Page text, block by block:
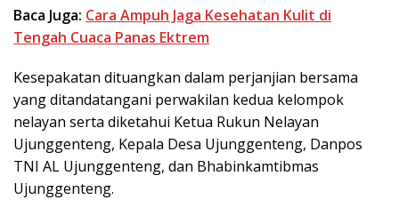
Baca Juga: Cara Ampuh Jaga Kesehatan Kulit di
Tengah Cuaca Panas Ektrem
Kesepakatan dituangkan dalam perjanjian bersama
yang ditandatangani perwakilan kedua kelompok
nelayan serta diketahui Ketua Rukun Nelayan
Ujunggenteng, Kepala Desa Ujunggenteng, Danpos
TNI AL Ujunggenteng, dan Bhabinkamtibmas
Ujunggenteng.